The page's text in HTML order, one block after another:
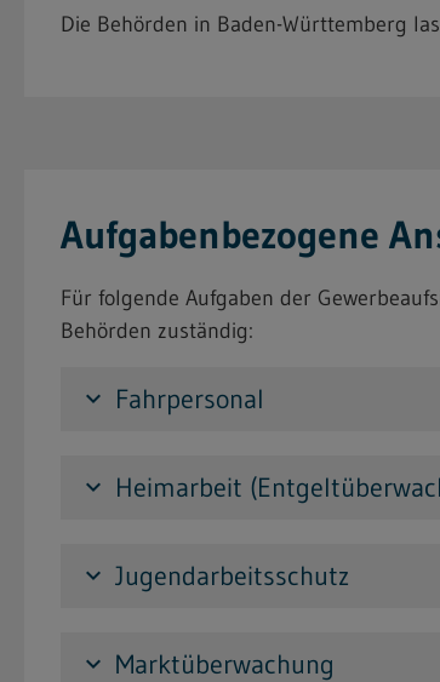
Die Behörden in Baden-Württemberg
Aufgabenbezogene
Für folgende Aufgaben der
Behörden zuständig:
keyboard_arrow_down Fahrpersonal
keyboard_arrow_down Heimarbeit
keyboard_arrow_down Jugendarbeitsschutz
keyboard_arrow_down Marktüberwachung